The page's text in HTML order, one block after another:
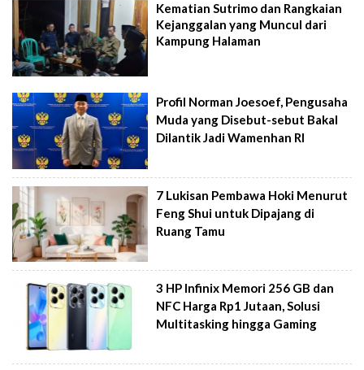
Kematian Sutrimo dan Rangkaian
Kejanggalan yang Muncul dari
Kampung Halaman
Profil Norman Joesoef, Pengusaha
Muda yang Disebut-sebut Bakal
Dilantik Jadi Wamenhan RI
7 Lukisan Pembawa Hoki Menurut
Feng Shui untuk Dipajang di
Ruang Tamu
3 HP Infinix Memori 256 GB dan
NFC Harga Rp1 Jutaan, Solusi
Multitasking hingga Gaming